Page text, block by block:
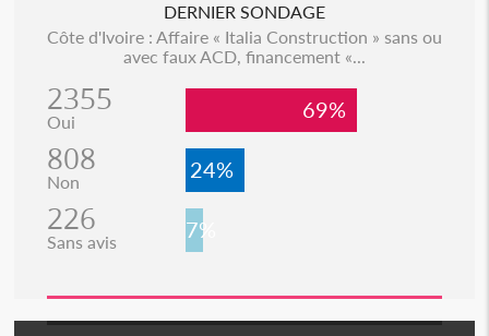
DERNIER SONDAGE
Côte d'Ivoire : Affaire « Italia Construction » sans ou
avec faux ACD, financement «...
2355
Oui 69%
808
Non 24%
226
Sans avis 7%